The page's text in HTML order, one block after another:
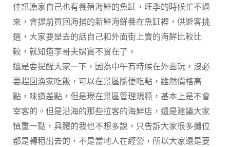
佳訊漁家自己也有養殖海鮮的魚缸，旺季的時候忙不過
來，會提前買回海捕的新鮮海鮮養在魚缸裡，供遊客挑
選，大家要是去的話自己和外面街上賣的海鮮比較比
較，就知道李哥夫婦實不實在了。
還是要提醒大家一下，因為中午有時候在外面玩，沒必
要趕回漁家吃飯，可以在景區隨便吃點，雖然價格高
點，味道差點，但是現在景區管理規範，基本上是不會
宰客的。但是沿海的那些拉客的海鮮店，還是建議大家
慎重一點，具體的我也不想多說，只告訴大家很多攤位
都是轉租出去的，不是當地人在經營，所以大家還是要